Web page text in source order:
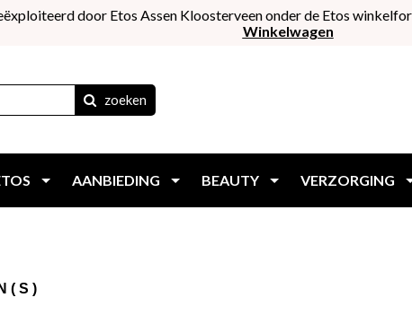
door Etos Assen Kloosterveen onder de Etos
Winkelwagen
zoeken
AANBIEDING BEAUTY VERZORGING
( S )